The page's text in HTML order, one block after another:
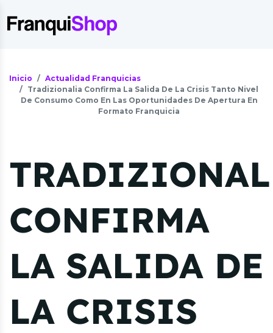
Inicio
Actualidad Franquicias
Tradizionalia Confirma La Salida De La Crisis Tanto Nivel
De Consumo Como En Las Oportunidades De Apertura En
Formato Franquicia
CONFIRMA
LA SALIDA DE
LA CRISIS